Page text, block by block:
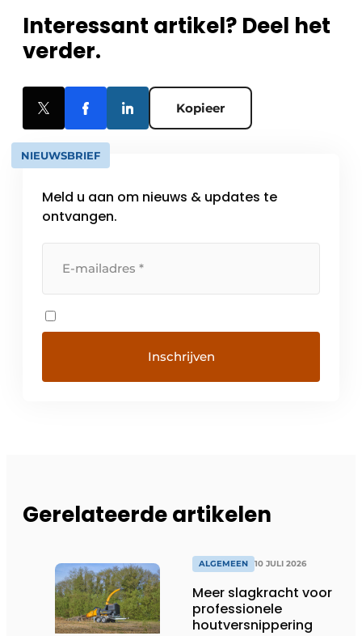
Interessant artikel? Deel het
verder.
Kopieer
NIEUWSBRIEF
Meld u aan om nieuws & updates te
ontvangen.
Gerelateerde artikelen
ALGEMEEN 10 JULI 2026
Meer slagkracht voor
professionele
houtversnippering